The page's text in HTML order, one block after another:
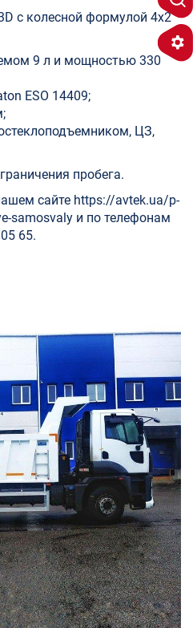
с колесной формулой 4х2
9 л и мощностью 330
ESO 14409;
ЦЗ,
пробега.
сайте https://avtek.ua/p-
samosvaly и по телефонам
65.